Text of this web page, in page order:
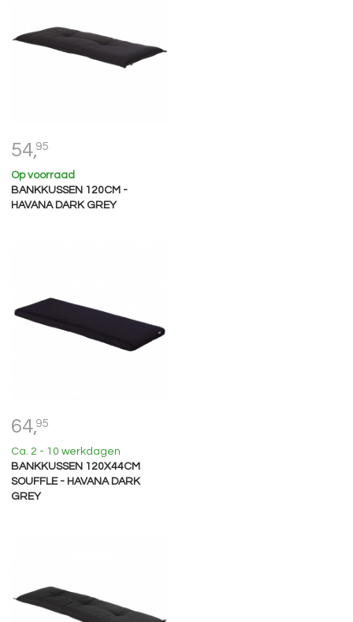
54,95
Op voorraad
BANKKUSSEN 120CM -
HAVANA DARK GREY
64,95
Ca. 2 - 10 werkdagen
BANKKUSSEN 120X44CM
SOUFFLE - HAVANA DARK
GREY